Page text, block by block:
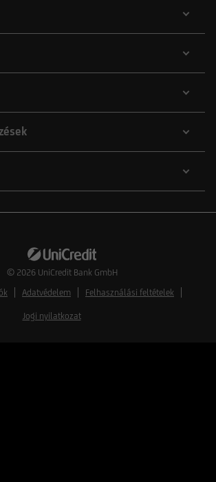
© 2026 UniCredit Bank GmbH
Adatvédelem Felhasználási feltételek
Jogi nyilatkozat